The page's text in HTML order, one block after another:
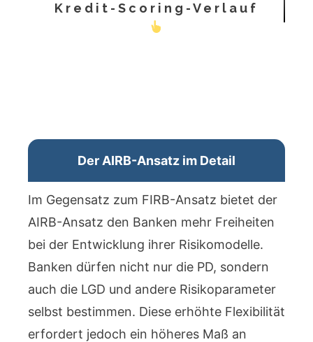
Kredit-Scoring-Verlauf
Der AIRB-Ansatz im Detail
Im Gegensatz zum FIRB-Ansatz bietet der
AIRB-Ansatz den Banken mehr Freiheiten
bei der Entwicklung ihrer Risikomodelle.
Banken dürfen nicht nur die PD, sondern
auch die LGD und andere Risikoparameter
selbst bestimmen. Diese erhöhte Flexibilität
erfordert jedoch ein höheres Maß an